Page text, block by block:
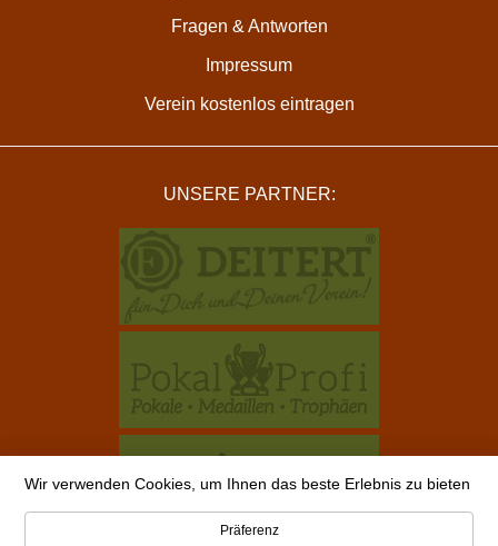
Fragen & Antworten
Impressum
Verein kostenlos eintragen
UNSERE PARTNER:
Wir verwenden Cookies, um Ihnen das beste Erlebnis zu bieten
Präferenz